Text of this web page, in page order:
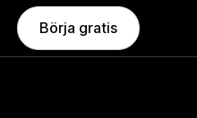
Börja gratis